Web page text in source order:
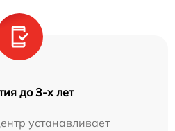
до 3-х лет
устанавливает